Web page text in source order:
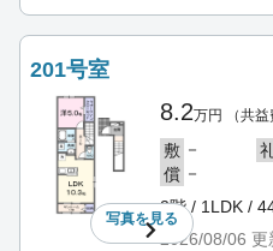
201号室
写真を見る
8.2万円 （共
敷 －
償 －
2階 / 1LDK /
2026/08/06 更